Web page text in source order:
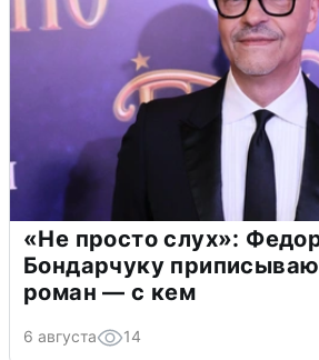
«Не просто слух»:
Бондарчуку
роман — с кем
6 августа 14